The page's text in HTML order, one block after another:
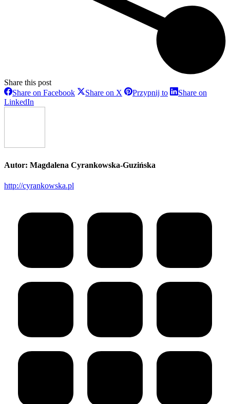
Share this post
Share on FacebookShareShare on X SharePrzypnij toShareShare on
LinkedIn
Autor: Magdalena Cyrankowska-Guzińska
http://cyrankowska.pl
wpisów